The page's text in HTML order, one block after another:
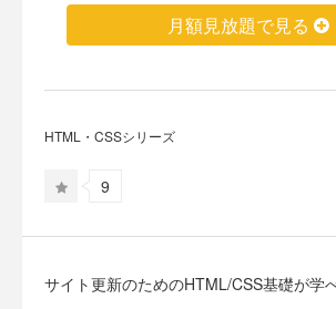
月額見放題で見る
HTML・CSSシリーズ
9
サイト更新のためのHTML/CSS基礎が学